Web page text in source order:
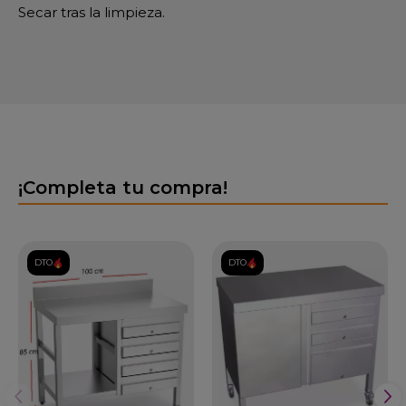
Secar tras la limpieza.
¡Completa tu compra!
DTO. DTO.